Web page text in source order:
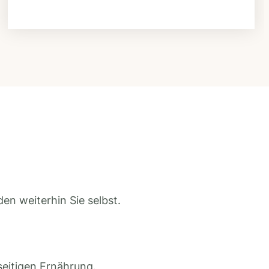
weiterhin Sie selbst.